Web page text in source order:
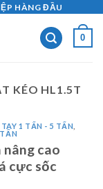
HÀNG ĐẦU
0
KÉO HL1.5T
1 TẤN - 5 TẤN
nâng cao
cực sốc